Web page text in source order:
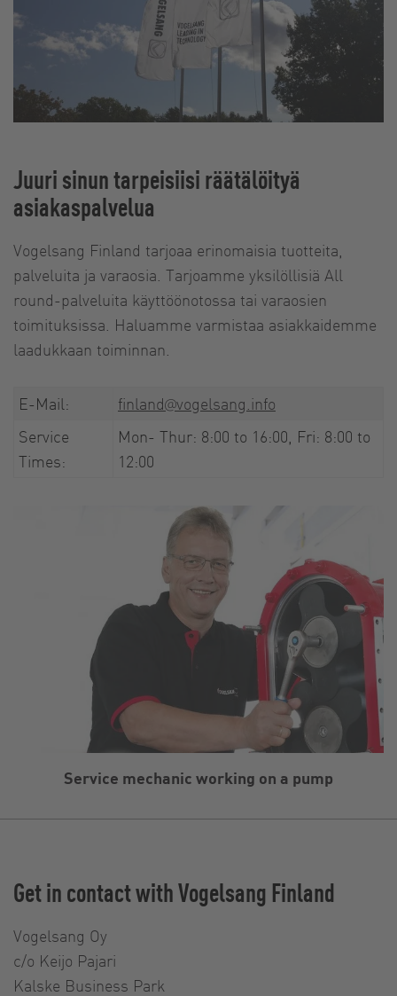
Juuri sinun tarpeisiisi räätälöityä
asiakaspalvelua
Vogelsang Finland tarjoaa erinomaisia tuotteita,
palveluita ja varaosia. Tarjoamme yksilöllisiä All
round-palveluita käyttöönotossa tai varaosien
toimituksissa. Haluamme varmistaa asiakkaidemme
laadukkaan toiminnan.
E-Mail:
finland@vogelsang.info
Service
Times:
Mon- Thur: 8:00 to 16:00, Fri: 8:00 to
12:00
Service mechanic working on a pump
Get in contact with Vogelsang Finland
Vogelsang Oy
c/o Keijo Pajari
Kalske Business Park